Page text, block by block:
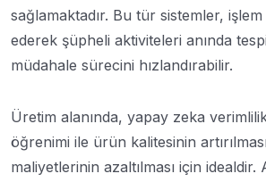
sağlamaktadır. Bu tür sistemler,
ederek şüpheli aktiviteleri anında
müdahale sürecini hızlandırabilir.
Üretim alanında, yapay zeka
öğrenimi ile ürün kalitesinin
maliyetlerinin azaltılması için idealdir.